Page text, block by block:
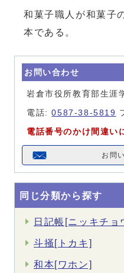
和菓子職人が和菓子
本である。
お問い合わせ
岩倉市役所教育部生涯
電話:0587-38-5819
電話番号のかけ間違い
お問
同じ分類から探す
日記帳[ニッキチョ
斗掻[トカキ]
和本[ワホン]